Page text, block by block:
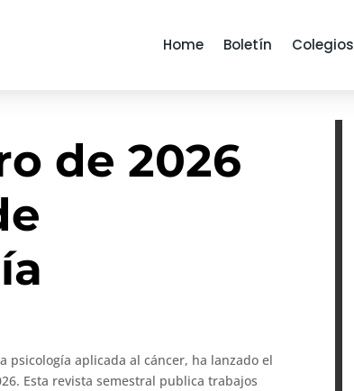
Home Boletín Colegios
de 2026
psicología aplicada al cáncer, ha lanzado el
Esta revista semestral publica trabajos